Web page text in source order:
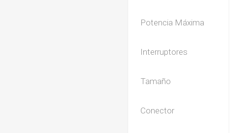
Potencia Máxima
Interruptores
Tamaño
Conector